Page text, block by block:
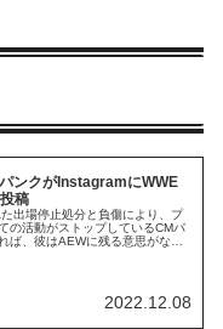
パンクがInstagramにWWE
稿
出場停止処分と負傷により、プ
の活動がストップしているCMパ
ば、彼はAEWに残る意思がな
AEWは、パンクの契約バイアウ
話し合いをしているそうですが...
2022.12.08